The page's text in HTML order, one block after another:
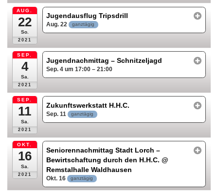
AUG.
22
So.
2021
Jugendausflug Tripsdrill
Aug. 22 ganztägig
SEP.
4
Sa.
2021
Jugendnachmittag – Schnitzeljagd
Sep. 4 um 17:00 – 21:00
SEP.
11
Sa.
2021
Zukunftswerkstatt H.H.C.
Sep. 11 ganztägig
OKT.
16
Sa.
2021
Seniorennachmittag Stadt Lorch –
Bewirtschaftung durch den H.H.C.@
Remstalhalle Waldhausen
Okt. 16 ganztägig